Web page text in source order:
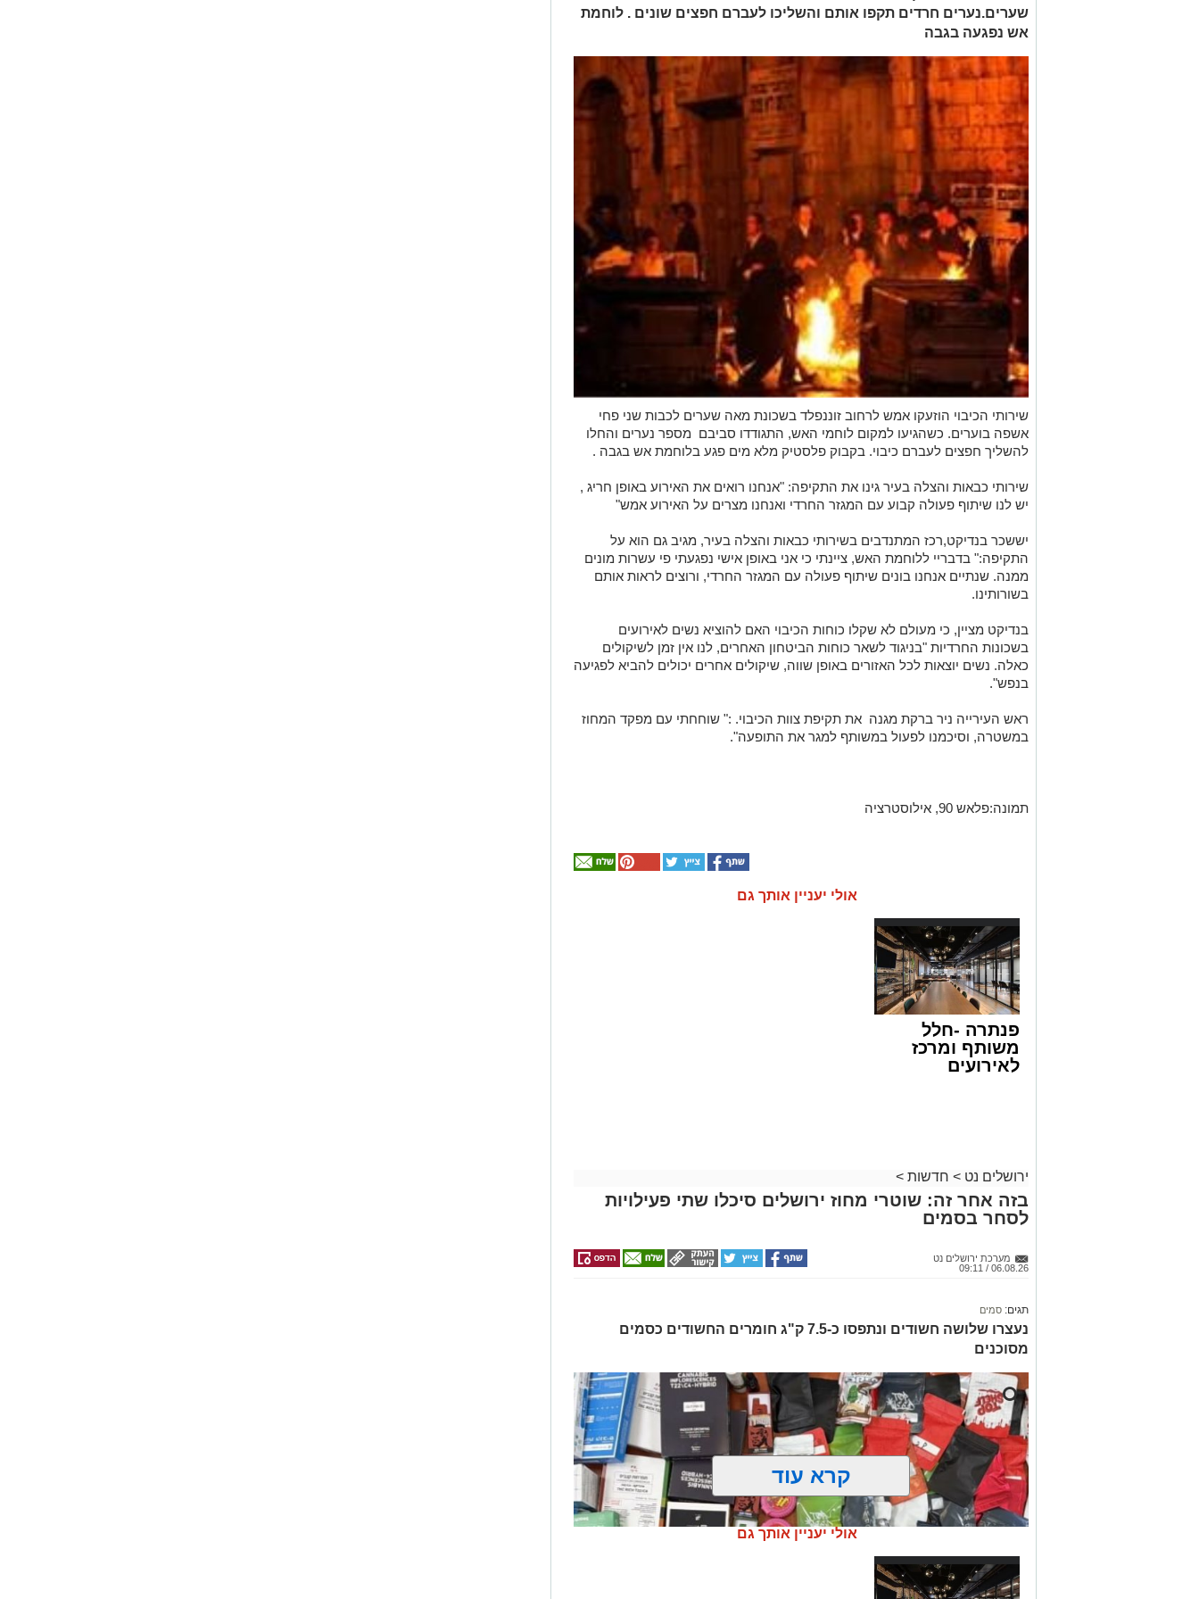
שערים.נערים חרדים תקפו אותם והשליכו לעברם חפצים שונים . לוחמת
אש נפגעה בגבה
שירותי הכיבוי הוזעקו אמש לרחוב זוננפלד בשכונת מאה שערים לכבות שני פחי
אשפה בוערים. כשהגיעו למקום לוחמי האש, התגודדו סביבם מספר נערים והחלו
להשליך חפצים לעברם כיבוי. בקבוק פלסטיק מלא מים פגע בלוחמת אש בגבה .
שירותי כבאות והצלה בעיר גינו את התקיפה: "אנחנו רואים את האירוע באופן חריג ,
יש לנו שיתוף פעולה קבוע עם המגזר החרדי ואנחנו מצרים על האירוע אמש"
יששכר בנדיקט,רכז המתנדבים בשירותי כבאות והצלה בעיר, מגיב גם הוא על
התקיפה:" בדבריי ללוחמת האש, ציינתי כי אני באופן אישי נפגעתי פי עשרות מונים
ממנה. שנתיים אנחנו בונים שיתוף פעולה עם המגזר החרדי, ורוצים לראות אותם
בשורותינו.
בנדיקט מציין, כי מעולם לא שקלו כוחות הכיבוי האם להוציא נשים לאירועים
בשכונות החרדיות "בניגוד לשאר כוחות הביטחון האחרים, לנו אין זמן לשיקולים
כאלה. נשים יוצאות לכל האזורים באופן שווה, שיקולים אחרים יכולים להביא לפגיעה
בנפש".
ראש העירייה ניר ברקת מגנה את תקיפת צוות הכיבוי. :" שוחחתי עם מפקד המחוז
במשטרה, וסיכמנו לפעול במשותף למגר את התופעה".
תמונה:פלאש 90, אילוסטרציה
אולי יעניין אותך גם
פנתרה -חלל
משותף ומרכז
לאירועים
ירושלים נט > חדשות >
בזה אחר זה: שוטרי מחוז ירושלים סיכלו שתי פעילויות
לסחר בסמים
מערכת ירושלים נט
06.08.26 / 09:11
תגים: סמים
נעצרו שלושה חשודים ונתפסו כ-7.5 ק"ג חומרים החשודים כסמים
מסוכנים
קרא עוד
אולי יעניין אותך גם